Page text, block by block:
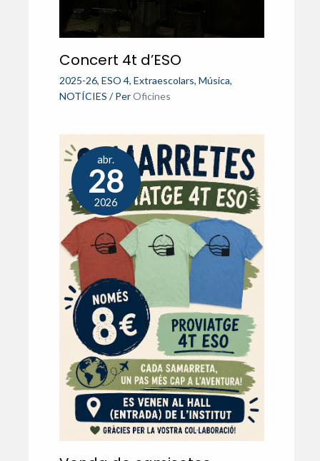
Concert 4t d’ESO
2025-26, ESO 4, Extraescolars, Música,
NOTÍCIES / Per Oficines
abr.
28
2026